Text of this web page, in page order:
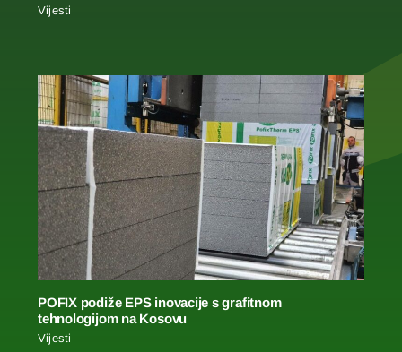
Vijesti
POFIX podiže EPS inovacije s grafitnom
tehnologijom na Kosovu
Vijesti